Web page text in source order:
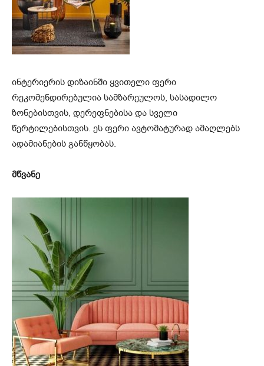
ინტერიერის დიზაინში ყვითელი ფერი
რეკომენდირებულია სამზარეულოს, სასადილო
ზონებისთვის, დერეფნებისა და სველი
წერტილებისთვის. ეს ფერი ავტომატურად ამაღლებს
ადამიანების განწყობას.
მწვანე